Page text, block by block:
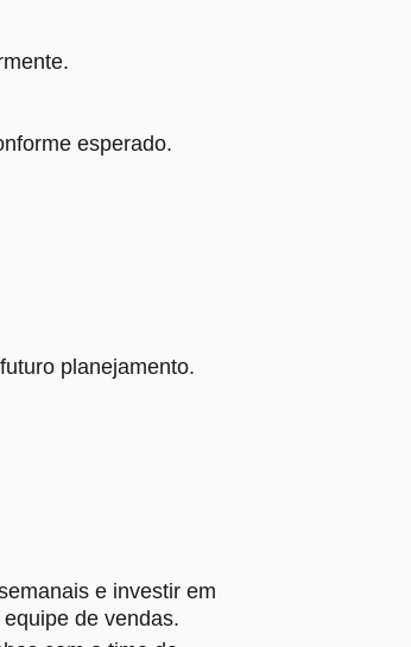
esperado.
planejamento.
e investir em
de vendas.